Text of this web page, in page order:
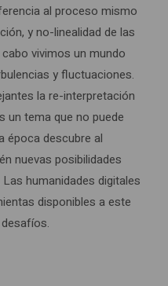
al proceso mismo
y no-linealidad de las
vivimos un mundo
y fluctuaciones.
la re-interpretación
un tema que no puede
época descubre al
nuevas posibilidades
humanidades digitales
disponibles a este